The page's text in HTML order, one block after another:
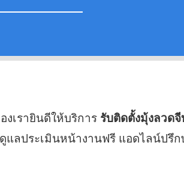
งเรายินดีให้บริการ รับติดตั้งมุ้งลวดจี
ลประเมินหน้างานฟรี แอดไลน์ปรึ